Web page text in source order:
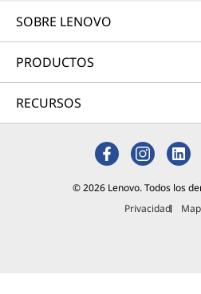
por su
diseño
compacto
versatilid
ad, pero
ofrecen
experienc
distintas
SOBRE LENOVO
PRODUCTOS
RECURSOS
© 2026 Lenovo. Todos los
Privacidad